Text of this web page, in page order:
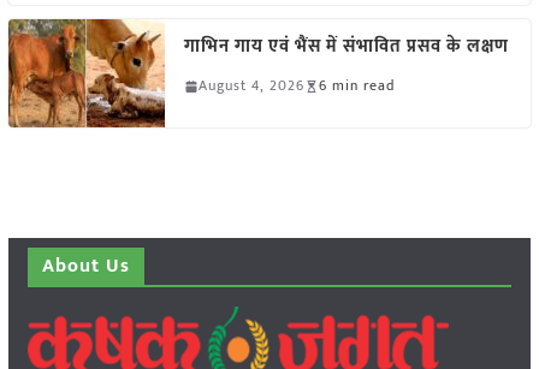
गाभिन गाय एवं भैंस में संभावित प्रसव के लक्षण
August 4, 2026 6 min read
About Us